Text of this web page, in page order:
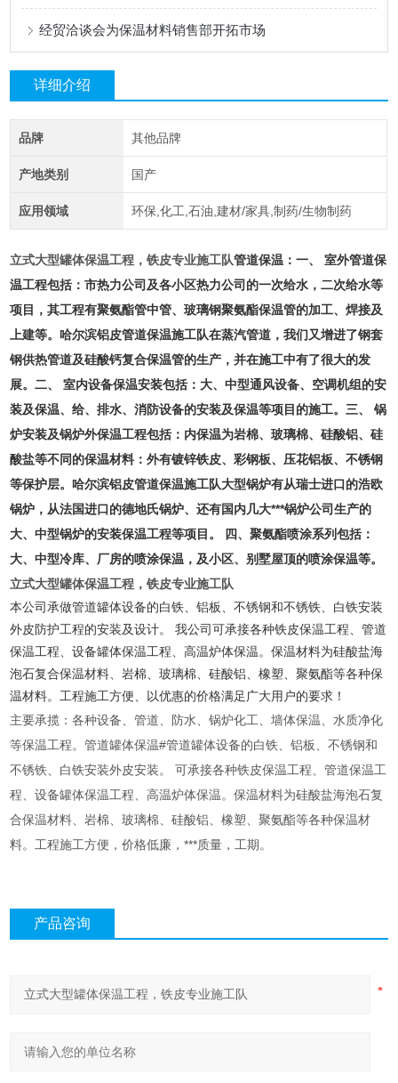
经贸洽谈会为保温材料销售部开拓市场
详细介绍
品牌 其他品牌
产地类别 国产
应用领域 环保,化工,石油,建材/家具,制药/生物制药
立式大型罐体保温工程，铁皮专业施工队管道保温：一、 室外管道保
温工程包括：市热力公司及各小区热力公司的一次给水，二次给水等
项目，其工程有聚氨酯管中管、玻璃钢聚氨酯保温管的加工、焊接及
上建等。哈尔滨铝皮管道保温施工队在蒸汽管道，我们又增进了钢套
钢供热管道及硅酸钙复合保温管的生产，并在施工中有了很大的发
展。二、 室内设备保温安装包括：大、中型通风设备、空调机组的安
装及保温、给、排水、消防设备的安装及保温等项目的施工。三、 锅
炉安装及锅炉外保温工程包括：内保温为岩棉、玻璃棉、硅酸铝、硅
酸盐等不同的保温材料：外有镀锌铁皮、彩钢板、压花铝板、不锈钢
等保护层。哈尔滨铝皮管道保温施工队大型锅炉有从瑞士进口的浩欧
锅炉，从法国进口的德地氏锅炉、还有国内几大***锅炉公司生产的
大、中型锅炉的安装保温工程等项目。 四、聚氨酯喷涂系列包括：
大、中型冷库、厂房的喷涂保温，及小区、别墅屋顶的喷涂保温等。
立式大型罐体保温工程，铁皮专业施工队
本公司承做管道罐体设备的白铁、铝板、不锈钢和不锈铁、白铁安装
外皮防护工程的安装及设计。 我公司可承接各种铁皮保温工程、管道
保温工程、设备罐体保温工程、高温炉体保温。保温材料为硅酸盐海
泡石复合保温材料、岩棉、玻璃棉、硅酸铝、橡塑、聚氨酯等各种保
温材料。工程施工方便、以优惠的价格满足广大用户的要求！
主要承揽：各种设备、管道、防水、锅炉化工、墙体保温、水质净化
等保温工程。管道罐体保温#管道罐体设备的白铁、铝板、不锈钢和
不锈铁、白铁安装外皮安装。 可承接各种铁皮保温工程、管道保温工
程、设备罐体保温工程、高温炉体保温。保温材料为硅酸盐海泡石复
合保温材料、岩棉、玻璃棉、硅酸铝、橡塑、聚氨酯等各种保温材
料。工程施工方便，价格低廉，***质量，工期。
产品咨询